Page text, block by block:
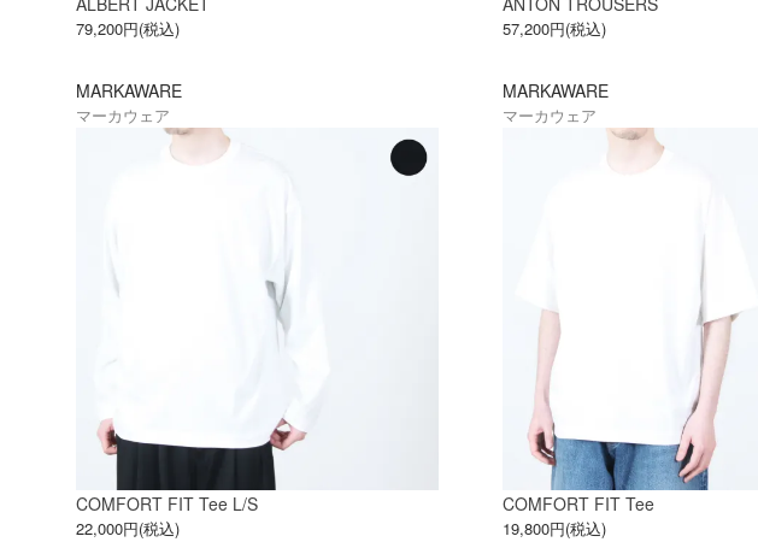
79,200円(税込) 57,200円(税込)
MARKAWARE
マーカウェア
COMFORT FIT Tee L/S
22,000円(税込)
MARKAWARE
マーカウェア
COMFORT FIT Tee
19,800円(税込)